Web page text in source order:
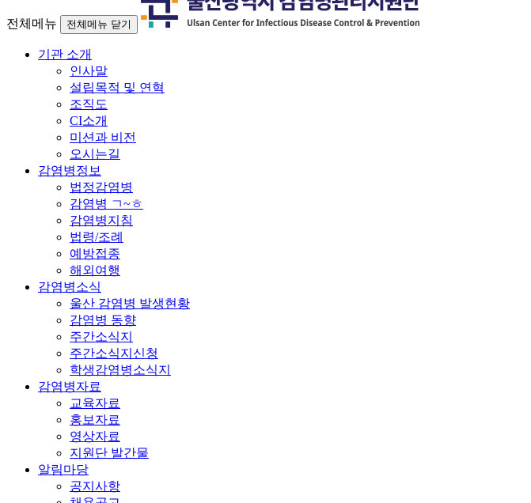
전체메뉴 전체메뉴 닫기
기관 소개
인사말
설립목적 및 연혁
조직도
CI소개
미션과 비전
오시는길
감염병정보
법정감염병
감염병 ㄱ~ㅎ
감염병지침
법령/조례
예방접종
해외여행
감염병소식
울산 감염병 발생현황
감염병 동향
주간소식지
주간소식지신청
학생감염병소식지
감염병자료
교육자료
홍보자료
영상자료
지원단 발간물
알림마당
공지사항